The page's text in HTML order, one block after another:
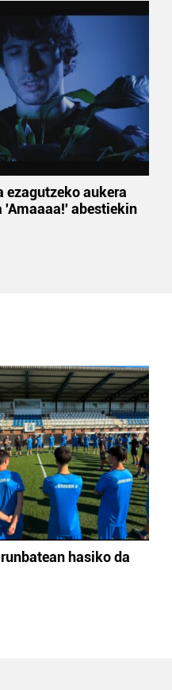
ezagutzeko aukera
'Amaaaa!' abestiekin
hasiko da